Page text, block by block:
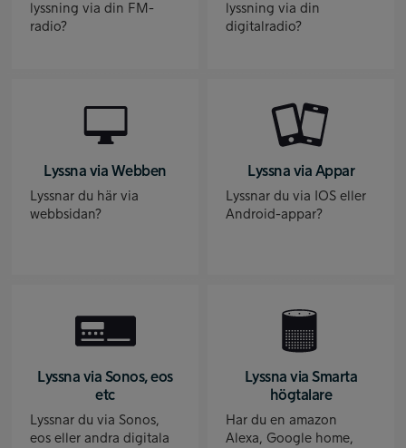
lyssning via din FM-
radio?
lyssning via din
digitalradio?
Lyssna via Webben
Lyssnar du här via
webbsidan?
Lyssna via Appar
Lyssnar du via IOS eller
Android-appar?
Lyssna via Sonos, eos
etc
Lyssnar du via Sonos,
eos eller andra digitala
Lyssna via Smarta
högtalare
Har du en amazon
Alexa, Google home,